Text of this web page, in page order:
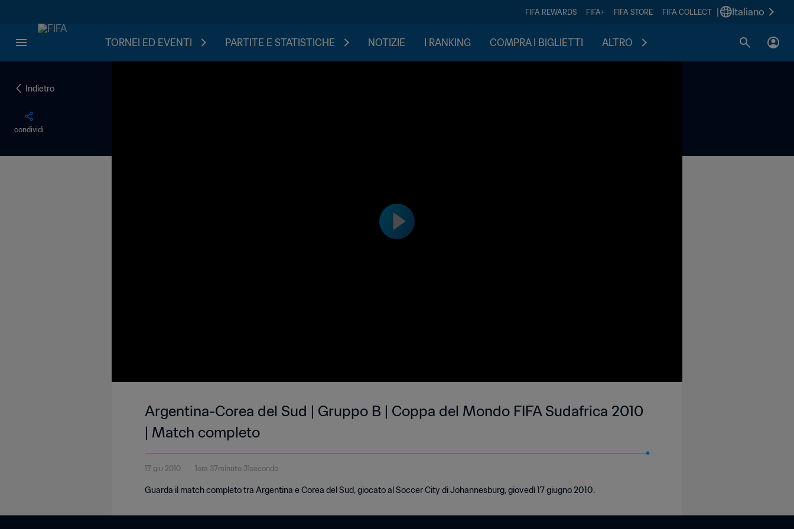
FIFA REWARDS FIFA+ FIFA STORE FIFA COLLECT Italiano
TORNEI ED EVENTI PARTITE E STATISTICHE NOTIZIE I RANKING COMPRA I BIGLIETTI ALTRO
Indietro
condividi
Argentina-Corea del Sud | Gruppo B | Coppa del Mondo FIFA Sudafrica 2010
| Match completo
17 giu 2010 1ora 37minuto 31secondo
Guarda il match completo tra Argentina e Corea del Sud, giocato al Soccer City di Johannesburg, giovedì 17 giugno 2010.